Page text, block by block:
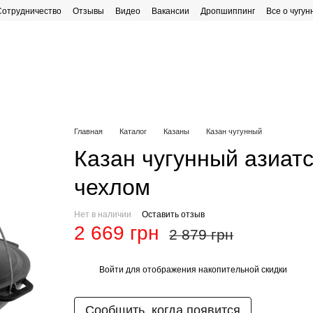
Отзывы Видео Вакансии Дропшиппинг
Все о
Главная Каталог Казаны Казан чугунный
Казан чугунный
чехлом
Нет в наличии Оставить отзыв
2 669 грн 2 879 грн
Войти для отображения накопительной скидки
Сообщить, когда появится